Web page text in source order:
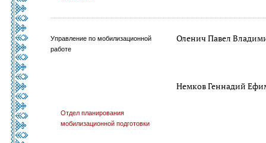
Управление по мобилизационной
работе
Оленич Павел
Немков Геннадий
Отдел планирования
мобилизационной подготовки